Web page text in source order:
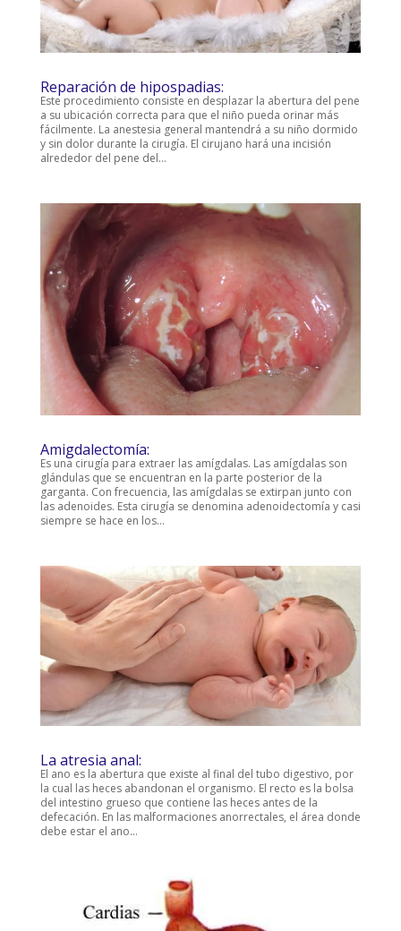
Reparación de hipospadias:
Este procedimiento consiste en desplazar la abertura del pene
a su ubicación correcta para que el niño pueda orinar más
fácilmente. La anestesia general mantendrá a su niño dormido
y sin dolor durante la cirugía. El cirujano hará una incisión
alrededor del pene del...
Amigdalectomía:
Es una cirugía para extraer las amígdalas. Las amígdalas son
glándulas que se encuentran en la parte posterior de la
garganta. Con frecuencia, las amígdalas se extirpan junto con
las adenoides. Esta cirugía se denomina adenoidectomía y casi
siempre se hace en los...
La atresia anal:
El ano es la abertura que existe al final del tubo digestivo, por
la cual las heces abandonan el organismo. El recto es la bolsa
del intestino grueso que contiene las heces antes de la
defecación. En las malformaciones anorrectales, el área donde
debe estar el ano...